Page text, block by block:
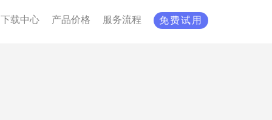
下载中心 产品价格 服务流程 免费试用